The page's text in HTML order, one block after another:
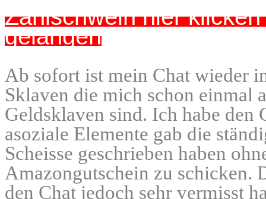
Zahlschwein hier
gelangen
Ab sofort ist mein Chat wieder
Sklaven die mich schon einmal
Geldsklaven sind. Ich habe den
asoziale Elemente gab die
Scheisse geschrieben haben
Amazongutschein zu schicken.
den Chat jedoch sehr vermisst